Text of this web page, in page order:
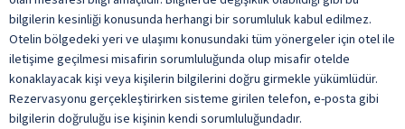
ile belirtilen özellikler ücretlidir.
bilgilerin kesinliği konusunda herhangi bir sorumluluk kabul edilmez.
Otelin bölgedeki yeri ve ulaşımı konusundaki tüm yönergeler için otel ile
iletişime geçilmesi misafirin sorumluluğunda olup misafir otelde
konaklayacak kişi veya kişilerin bilgilerini doğru girmekle yükümlüdür.
Rezervasyonu gerçekleştirirken sisteme girilen telefon, e-posta gibi
bilgilerin doğruluğu ise kişinin kendi sorumluluğundadır.